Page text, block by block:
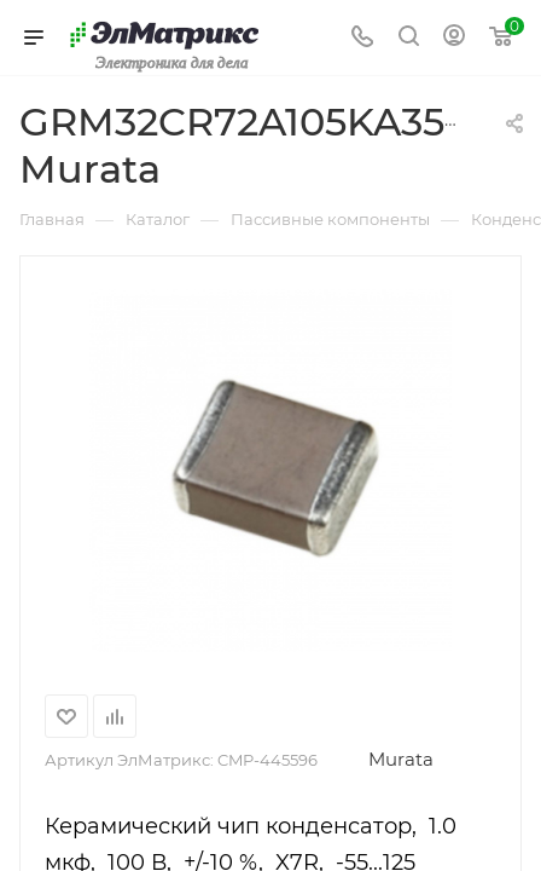
Электроника для дела
0
GRM32CR72A105KA35L
Murata
Главная — Каталог — Пассивные компоненты —
Артикул ЭлМатрикс: CMP-445596 Murata
Керамический чип конденсатор, 1.0
мкф, 100 В, +/-10 %, X7R, -55...125